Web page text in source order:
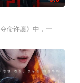
于在德,尹多勋,文喜京,
命许愿》中，一群高中